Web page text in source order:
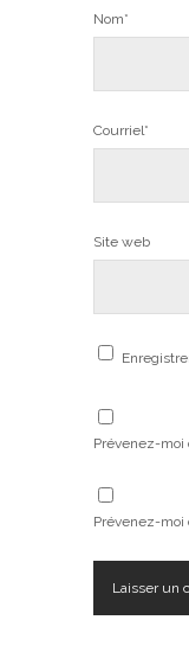
Nom*
Courriel*
Site web
Prévenez-moi
Prévenez-moi